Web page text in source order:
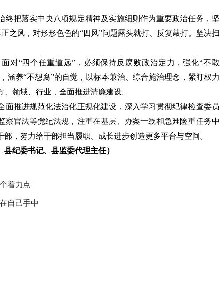
终把落实中央八项规定精神及实施细则作为重要政治任务，坚
正之风，对形形色色的“四风”问题露头就打、反复敲打。坚决扫
对“四个任重道远”，必须保持反腐败政治定力，强化“不敢
涵养“不想腐”的自觉，以标本兼治、综合施治理念，紧盯权力
领域、行业，全面推进清廉建设。
面推进规范化法治化正规化建设，深入学习贯彻纪律检查委员
察官法等党纪法规，注重在基层、办案一线和急难险重任务中
，努力给干部担当履职、成长进步创造更多平台与空间。
县纪委书记、县监委代理主任）
着力点
自己手中